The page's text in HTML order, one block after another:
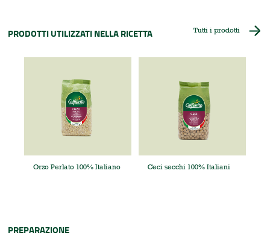
PRODOTTI UTILIZZATI NELLA RICETTA Tutti i prodotti
Orzo Perlato 100% Italiano Ceci secchi 100% Italiani
PREPARAZIONE